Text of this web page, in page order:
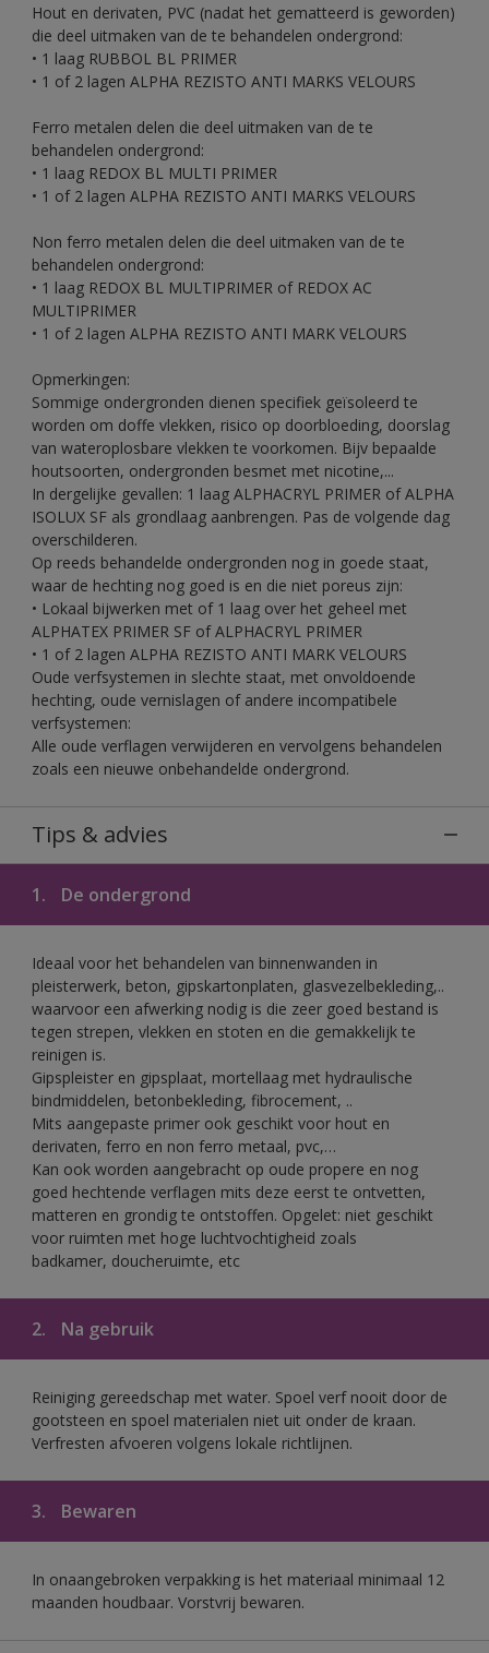
Hout en derivaten, PVC (nadat het gematteerd is geworden)
die deel uitmaken van de te behandelen ondergrond:
• 1 laag RUBBOL BL PRIMER
• 1 of 2 lagen ALPHA REZISTO ANTI MARKS VELOURS
Ferro metalen delen die deel uitmaken van de te
behandelen ondergrond:
• 1 laag REDOX BL MULTI PRIMER
• 1 of 2 lagen ALPHA REZISTO ANTI MARKS VELOURS
Non ferro metalen delen die deel uitmaken van de te
behandelen ondergrond:
• 1 laag REDOX BL MULTIPRIMER of REDOX AC
MULTIPRIMER
• 1 of 2 lagen ALPHA REZISTO ANTI MARK VELOURS
Opmerkingen:
Sommige ondergronden dienen specifiek geïsoleerd te
worden om doffe vlekken, risico op doorbloeding, doorslag
van wateroplosbare vlekken te voorkomen. Bijv bepaalde
houtsoorten, ondergronden besmet met nicotine,...
In dergelijke gevallen: 1 laag ALPHACRYL PRIMER of ALPHA
ISOLUX SF als grondlaag aanbrengen. Pas de volgende dag
overschilderen.
Op reeds behandelde ondergronden nog in goede staat,
waar de hechting nog goed is en die niet poreus zijn:
• Lokaal bijwerken met of 1 laag over het geheel met
ALPHATEX PRIMER SF of ALPHACRYL PRIMER
• 1 of 2 lagen ALPHA REZISTO ANTI MARK VELOURS
Oude verfsystemen in slechte staat, met onvoldoende
hechting, oude vernislagen of andere incompatibele
verfsystemen:
Alle oude verflagen verwijderen en vervolgens behandelen
zoals een nieuwe onbehandelde ondergrond.
Tips & advies
1. De ondergrond
Ideaal voor het behandelen van binnenwanden in
pleisterwerk, beton, gipskartonplaten, glasvezelbekleding,..
waarvoor een afwerking nodig is die zeer goed bestand is
tegen strepen, vlekken en stoten en die gemakkelijk te
reinigen is.
Gipspleister en gipsplaat, mortellaag met hydraulische
bindmiddelen, betonbekleding, fibrocement, ..
Mits aangepaste primer ook geschikt voor hout en
derivaten, ferro en non ferro metaal, pvc,…
Kan ook worden aangebracht op oude propere en nog
goed hechtende verflagen mits deze eerst te ontvetten,
matteren en grondig te ontstoffen. Opgelet: niet geschikt
voor ruimten met hoge luchtvochtigheid zoals
badkamer, doucheruimte, etc
2. Na gebruik
Reiniging gereedschap met water. Spoel verf nooit door de
gootsteen en spoel materialen niet uit onder de kraan.
Verfresten afvoeren volgens lokale richtlijnen.
3. Bewaren
In onaangebroken verpakking is het materiaal minimaal 12
maanden houdbaar. Vorstvrij bewaren.